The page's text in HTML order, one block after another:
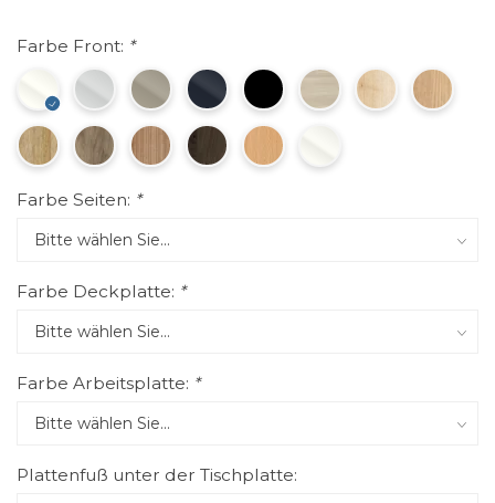
Farbe Front: *
Farbe Seiten: *
Farbe Deckplatte: *
Farbe Arbeitsplatte: *
Plattenfuß unter der Tischplatte: